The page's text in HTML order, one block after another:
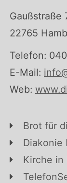
Gaußstraße
22765
Telefon:
E-Mail:
Web:
Brot für
Diakonie
Kirche in